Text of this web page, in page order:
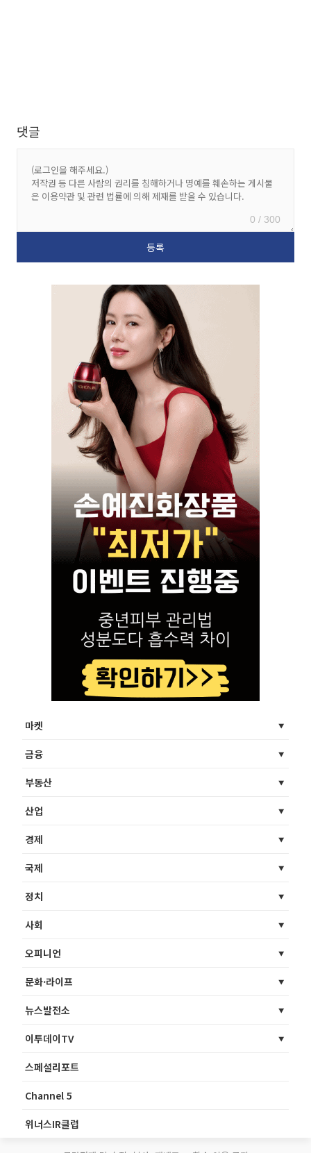
댓글
0 / 300
마켓
금융
부동산
산업
경제
국제
정치
사회
오피니언
문화·라이프
뉴스발전소
이투데이TV
스페셜리포트
Channel 5
위너스IR클럽